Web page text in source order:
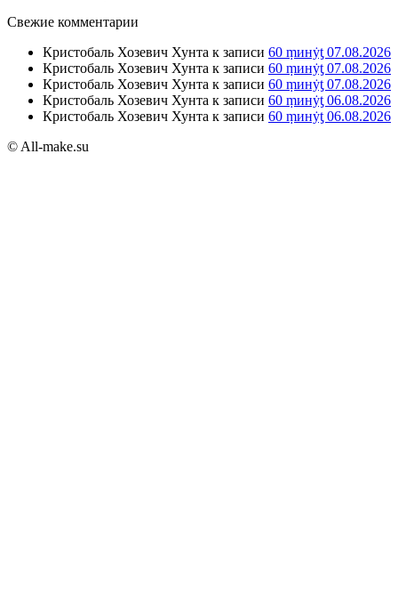
Свежие комментарии
Кристобаль Хозевич Хунта к записи 60 ṃинẏƫ 07.08.2026
Кристобаль Хозевич Хунта к записи 60 ṃинẏƫ 07.08.2026
Кристобаль Хозевич Хунта к записи 60 ṃинẏƫ 07.08.2026
Кристобаль Хозевич Хунта к записи 60 ṃинẏƫ 06.08.2026
Кристобаль Хозевич Хунта к записи 60 ṃинẏƫ 06.08.2026
© All-make.su